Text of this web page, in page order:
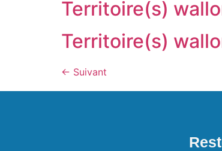
Territoire(s)
Territoire(s)
← Suivant